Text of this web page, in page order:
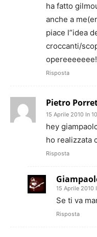
ha fatto
anche a
piace l”idea
croccanti/
Risposta
Pietro
15 Aprile 2010 In
hey
ho realizzata
Risposta
15 Aprile 2010
Se ti va
Risposta